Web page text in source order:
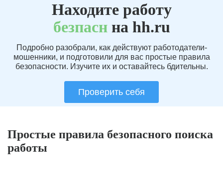
Находите работу
безпаснна hh.ru
Подробно разобрали, как действуют работодатели-
мошенники, и подготовили для вас простые правила
безопасности. Изучите их и оставайтесь бдительны.
Проверить себя
Простые правила безопасного поиска
работы